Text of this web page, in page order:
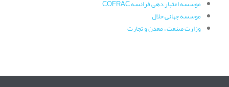
موسسه اعتبار دهی فرانسه COFRAC
موسسه جهانی حلال
وزارت صنعت ، معدن و تجارت